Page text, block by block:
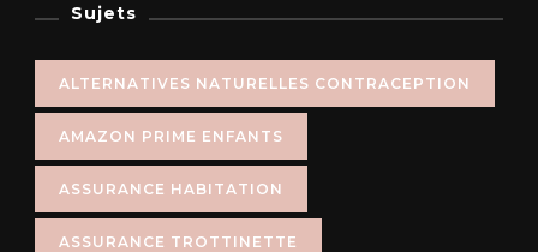
Sujets
ALTERNATIVES NATURELLES CONTRACEPTION
AMAZON PRIME ENFANTS
ASSURANCE HABITATION
ASSURANCE TROTTINETTE